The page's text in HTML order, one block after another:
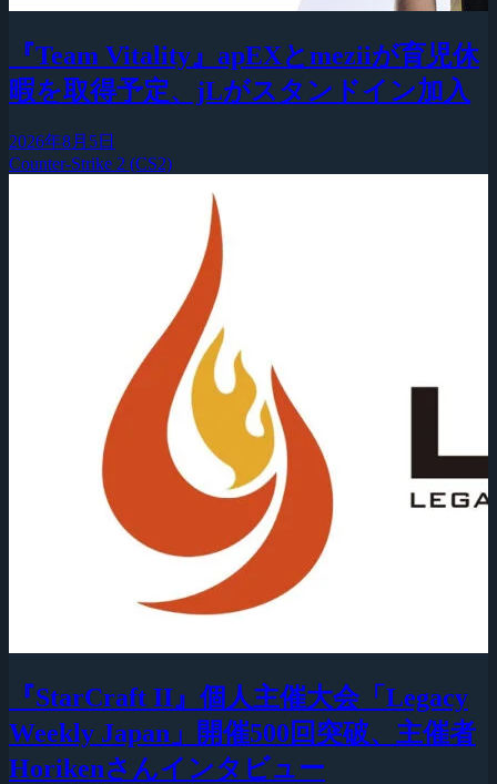
『Team Vitality』apEXとmeziiが育児休
暇を取得予定、jLがスタンドイン加入
2026年8月5日
Counter-Strike 2 (CS2)
『StarCraft II』個人主催大会「Legacy
Weekly Japan」開催500回突破、主催者
Horikenさんインタビュー